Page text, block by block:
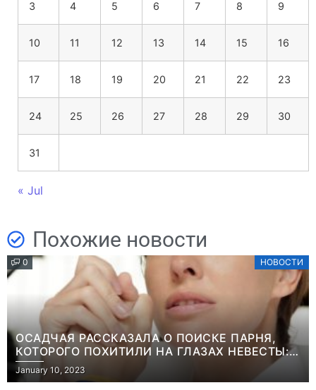
3 4 5 6 7 8 9
10 11 12 13 14 15 16
17 18 19 20 21 22 23
24 25 26 27 28 29 30
31
« Jul
Похожие новости
0 НОВОСТИ
ОСАДЧАЯ РАССКАЗАЛА О ПОИСКЕ ПАРНЯ,
КОТОРОГО ПОХИТИЛИ НА ГЛАЗАХ НЕВЕСТЫ:
“ОН ВЕСЬ УДАР ПРИНЯЛ НА СЕБЯ”
January 10, 2023